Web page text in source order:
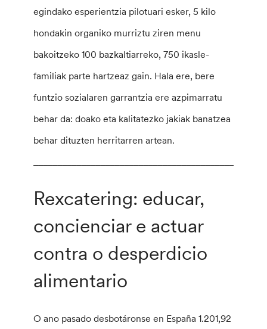
egindako esperientzia pilotuari esker, 5 kilo
hondakin organiko murriztu ziren menu
bakoitzeko 100 bazkaltiarreko, 750 ikasle-
familiak parte hartzeaz gain. Hala ere, bere
funtzio sozialaren garrantzia ere azpimarratu
behar da: doako eta kalitatezko jakiak banatzea
behar dituzten herritarren artean.
Rexcatering: educar,
concienciar e actuar
contra o desperdicio
alimentario
O ano pasado desbotáronse en España 1.201,92